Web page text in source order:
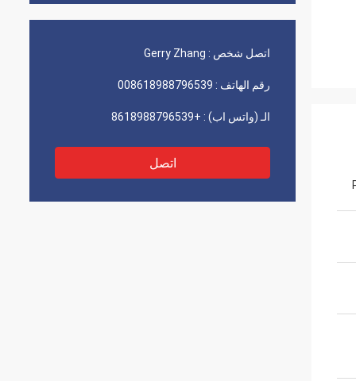
اتصل شخص : Gerry Zhang
رقم الهاتف : 008618988796539
الـ (واتس اب) : +8618988796539
اتصل